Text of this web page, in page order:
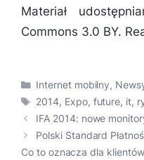
Materiał
Commons 3.0 BY.
Kategorie
Internet mobilny,
Tagi
2014, Expo, future, it,
IFA 2014: nowe
Polski Standard
Co to oznacza dla